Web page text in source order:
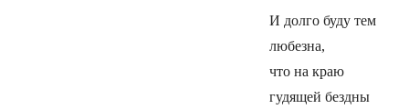
И долго буду тем
любезна,
что на краю
гудящей бездны